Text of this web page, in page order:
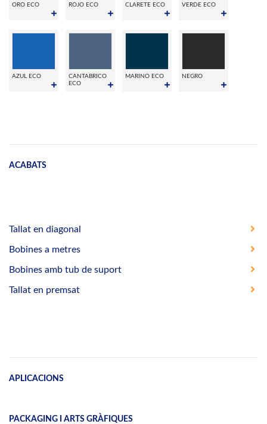
ORO ECO ROJO ECO CLARETE ECO VERDE ECO
AZUL ECO
CANTABRICO
ECO
MARINO ECO NEGRO
ACABATS
Tallat en diagonal
Bobines a metres
Bobines amb tub de suport
Tallat en premsat
APLICACIONS
PACKAGING I ARTS GRÀFIQUES